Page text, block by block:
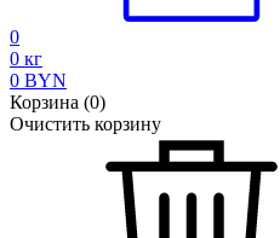
0
0 кг
0 BYN
Корзина (0)
Очистить корзину